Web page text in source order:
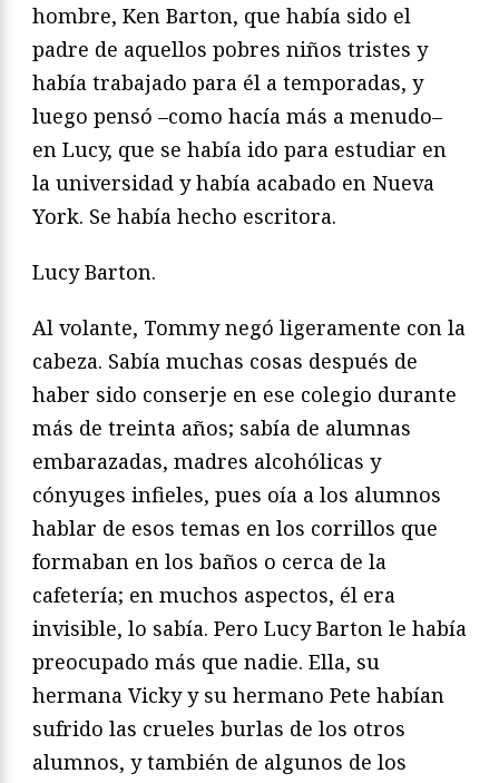
hombre, Ken Barton, que había sido el
padre de aquellos pobres niños tristes y
había trabajado para él a temporadas, y
luego pensó –como hacía más a menudo–
en Lucy, que se había ido para estudiar en
la universidad y había acabado en Nueva
York. Se había hecho escritora.
Lucy Barton.
Al volante, Tommy negó ligeramente con la
cabeza. Sabía muchas cosas después de
haber sido conserje en ese colegio durante
más de treinta años; sabía de alumnas
embarazadas, madres alcohólicas y
cónyuges infieles, pues oía a los alumnos
hablar de esos temas en los corrillos que
formaban en los baños o cerca de la
cafetería; en muchos aspectos, él era
invisible, lo sabía. Pero Lucy Barton le había
preocupado más que nadie. Ella, su
hermana Vicky y su hermano Pete habían
sufrido las crueles burlas de los otros
alumnos, y también de algunos de los